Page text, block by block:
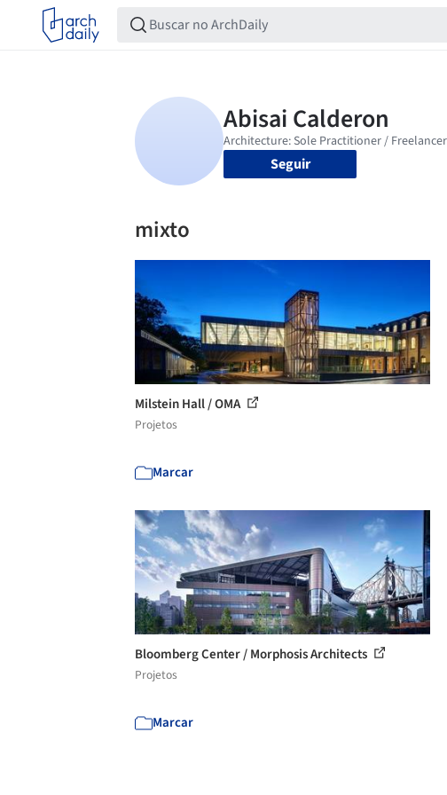
Seguir
mixto
Milstein Hall / OMA
Projetos
Marcar
Bloomberg Center / Morphosis Architects
Projetos
Marcar